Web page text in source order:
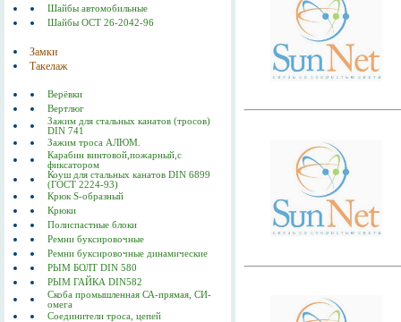
Шайбы автомобильные
Шайбы ОСТ 26-2042-96
Замки
Такелаж
Верёвки
Вертлюг
Зажим для стальных канатов (тросов)
DIN 741
Зажим троса АЛЮМ.
Карабин винтовой,пожарный,с
фиксатором
Коуш для стальных канатов DIN 6899
(ГОСТ 2224-93)
Крюк S-образный
Крюки
Полиспастные блоки
Ремни буксировочные
Ремни буксировочные динамические
РЫМ БОЛТ DIN 580
РЫМ ГАЙКА DIN582
Скоба промышленная СА-прямая, СИ-
омега
Соединители троса, цепей